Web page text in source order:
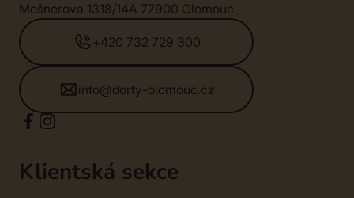
Mošnerova 1318/14A 77900 Olomouc
+420 732 729 300
info@dorty-olomouc.cz
Klientská sekce